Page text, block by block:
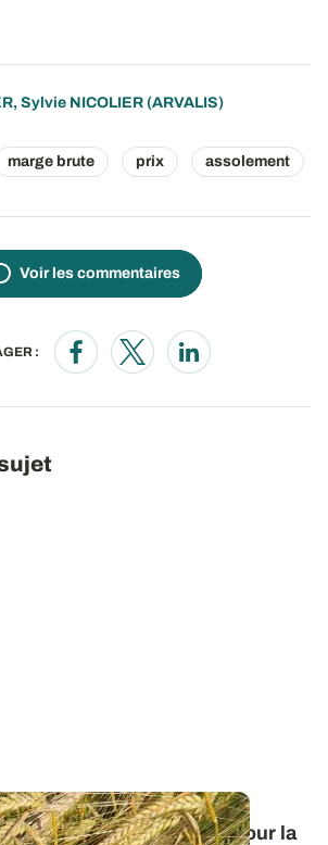
, Sylvie NICOLIER (ARVALIS)
marge brute prix assolement
Voir les commentaires
:
Opens in a new window
Opens in a new window
Opens in a new
: nos préconisations pour la